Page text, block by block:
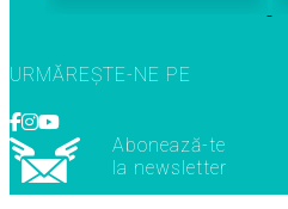
URMĂREȘTE-NE PE
Abonează-te
la newsletter